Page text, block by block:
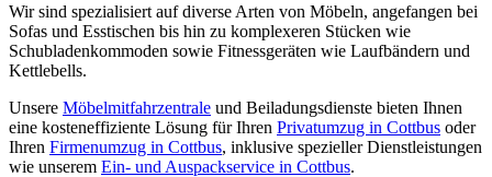
Wir sind spezialisiert auf diverse Arten von Möbeln, angefangen bei
Sofas und Esstischen bis hin zu komplexeren Stücken wie
Schubladenkommoden sowie Fitnessgeräten wie Laufbändern und
Kettlebells.
Unsere Möbelmitfahrzentrale und Beiladungsdienste bieten Ihnen
eine kosteneffiziente Lösung für Ihren Privatumzug in Cottbus oder
Ihren Firmenumzug in Cottbus, inklusive spezieller Dienstleistungen
wie unserem Ein- und Auspackservice in Cottbus.